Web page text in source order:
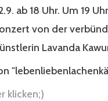
ab 18 Uhr. Um 19
von der
Lavanda
klicken;)